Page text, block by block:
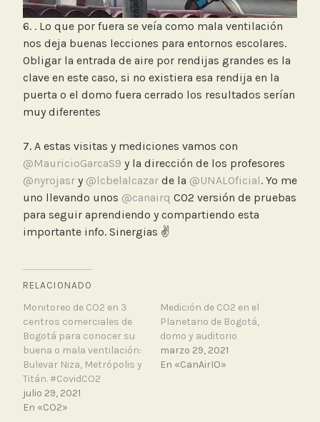
6. . Lo que por fuera se veía como mala ventilación
nos deja buenas lecciones para entornos escolares.
Obligar la entrada de aire por rendijas grandes es la
clave en este caso, si no existiera esa rendija en la
puerta o el domo fuera cerrado los resultados serían
muy diferentes
7. A estas visitas y mediciones vamos con
@MauricioGarcaS9 y la dirección de los profesores
@nyrojasr y @lcbelalcazar de la @UNALOficial. Yo me
uno llevando unos @canairq CO2 versión de pruebas
para seguir aprendiendo y compartiendo esta
importante info. Sinergias ✌️
RELACIONADO
Monitoreo de CO2 en 3
centros comerciales de
Bogotá para conocer su
buena o mala ventilación:
Bulevar Niza, Metrópolis y
Titán. #CovidCO2
julio 29, 2021
En «CO2»
Medición de CO2 en el
Planetario de Bogotá,
domo y auditorio
marzo 29, 2021
En «CanAirIO»